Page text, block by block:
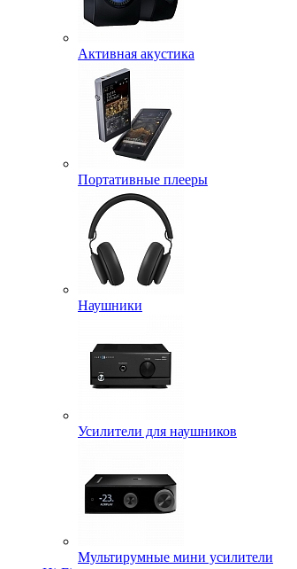
Активная акустика
Портативные плееры
Наушники
Усилители для наушников
Мультирумные мини усилители